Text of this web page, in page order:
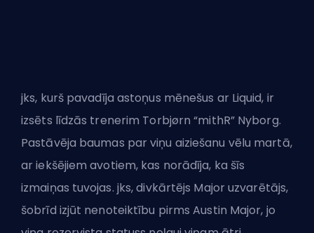
jks, kurš pavadīja astoņus mēnešus ar Liquid, ir
izsēts līdzās trenerim Torbjørn “mithR” Nyborg.
Pastāvēja baumas par viņu aiziešanu vēlu martā,
ar iekšējiem avotiem, kas norādīja, ka šīs
izmaiņas tuvojas. jks, divkārtējs Major uzvarētājs,
šobrīd izjūt nenoteiktību pirms Austin Major, jo